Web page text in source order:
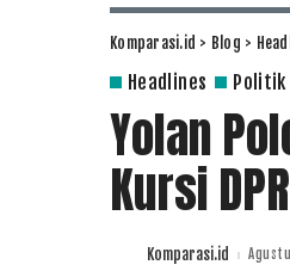
Komparasi.id > Blog >
Headlines Politik
Yolan
Kursi
Posted
Komparasi.id